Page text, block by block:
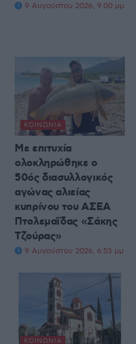
9 Αυγούστου 2026, 9:00 μμ
ΚΟΙΝΩΝΊΑ
Με επιτυχία
ολοκληρώθηκε ο
50ός διασυλλογικός
αγώνας αλιείας
κυπρίνου του ΑΣΕΑ
Πτολεμαΐδας «Σάκης
Τζούρας»
9 Αυγούστου 2026, 6:53 μμ
ΚΟΙΝΩΝΊΑ